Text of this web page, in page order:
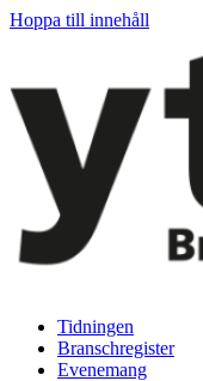
Hoppa till innehåll
Tidningen
Branschregister
Evenemang